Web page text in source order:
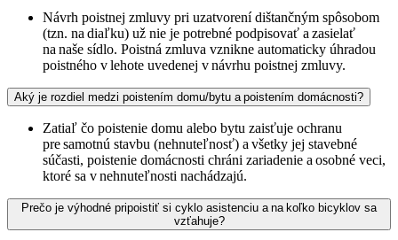
Návrh poistnej zmluvy pri uzatvorení dištančným spôsobom
(tzn. na diaľku) už nie je potrebné podpisovať a zasielať
na naše sídlo. Poistná zmluva vznikne automaticky úhradou
poistného v lehote uvedenej v návrhu poistnej zmluvy.
Aký je rozdiel medzi poistením domu/bytu a poistením domácnosti?
Zatiaľ čo poistenie domu alebo bytu zaisťuje ochranu
pre samotnú stavbu (nehnuteľnosť) a všetky jej stavebné
súčasti, poistenie domácnosti chráni zariadenie a osobné veci,
ktoré sa v nehnuteľnosti nachádzajú.
Prečo je výhodné pripoistiť si cyklo asistenciu a na koľko bicyklov sa
vzťahuje?